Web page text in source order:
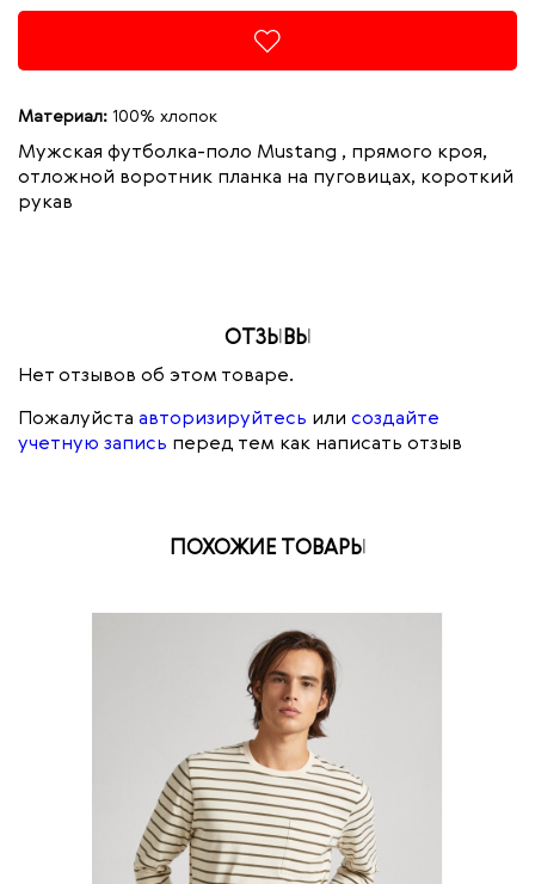
Материал: 100% хлопок
Мужская футболка-поло Mustang , прямого кроя,
отложной воротник планка на пуговицах, короткий
рукав
ОТЗЫВЫ
Нет отзывов об этом товаре.
Пожалуйста авторизируйтесь или создайте
учетную запись перед тем как написать отзыв
ПОХОЖИЕ ТОВАРЫ